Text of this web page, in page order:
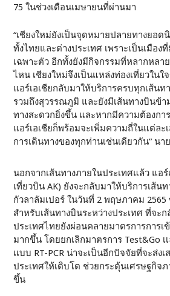
75 ในช่วงเดือนเมษายนที่ผ่านมา
“เชียงใหม่ยังเป็นจุดหมายปลายทางยอด
ทั้งไทยและต่างประเทศ เพราะเป็นเมือ
เฉพาะตัว อีกทั้งยังมีกิจกรรมที่หลากหลาย
ไหน เชียงใหม่จึงเป็นแหล่งท่องเที่ยวใน
แอร์เอเชียกลับมาให้บริการครบทุกเส้นท
รวมถึงสุวรรณภูมิ และยังมีเส้นทางบินข้า
ทางสะดวกยิ่งขึ้น และหากมีความต้องกา
แอร์เอเชียก็พร้อมจะเพิ่มความถี่ในแต่ละ
การเดินทางของทุกท่านเช่นเดียวกัน” นา
นอกจากเส้นทางภายในประเทศแล้ว แอร์
เที่ยวบิน AK) ยังจะกลับมาให้บริการเส้นท
กัวลาลัมเปอร์ ในวันที่ 2 พฤษภาคม
สำหรับเส้นทางบินระหว่างประเทศ ที่จะ
ประเทศไทยยังผ่อนคลายมาตรการการเ
มากขึ้น โดยยกเลิกมาตรการ Test&Go เ
เเบบ RT-PCR น่าจะเป็นอีกปัจจัยที่จะส่ง
ประเทศให้เติบโต ช่วยกระตุ้นเศรษฐกิจ
ขึ้น